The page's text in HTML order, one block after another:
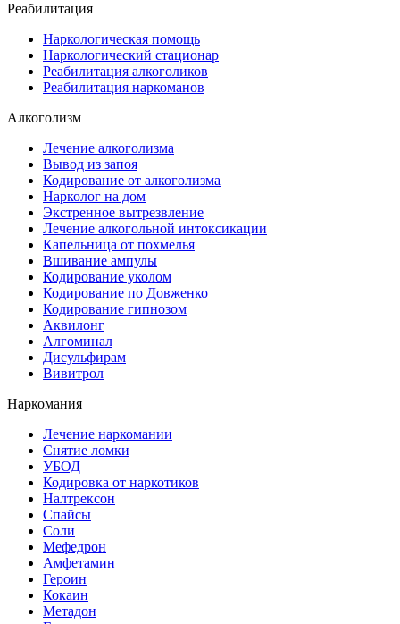
Реабилитация
Наркологическая помощь
Наркологический стационар
Реабилитация алкоголиков
Реабилитация наркоманов
Алкоголизм
Лечение алкоголизма
Вывод из запоя
Кодирование от алкоголизма
Нарколог на дом
Экстренное вытрезвление
Лечение алкогольной интоксикации
Капельница от похмелья
Вшивание ампулы
Кодирование уколом
Кодирование по Довженко
Кодирование гипнозом
Аквилонг
Алгоминал
Дисульфирам
Вивитрол
Наркомания
Лечение наркомании
Снятие ломки
УБОД
Кодировка от наркотиков
Налтрексон
Спайсы
Соли
Мефедрон
Амфетамин
Героин
Кокаин
Метадон